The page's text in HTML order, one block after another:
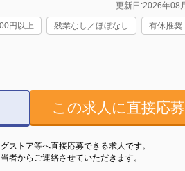
更新日:2026年08
円以上 残業なし／ほぼなし 有休推奨
この求人に直接応
ストア等へ直接応募できる求人です。
者からご連絡させていただきます。